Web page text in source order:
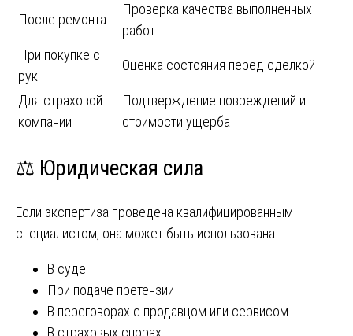
После ремонта
Проверка качества выполненных
работ
При покупке с
рук
Оценка состояния перед сделкой
Для страховой
компании
Подтверждение повреждений и
стоимости ущерба
⚖️ Юридическая сила
Если экспертиза проведена квалифицированным
специалистом, она может быть использована:
В суде
При подаче претензии
В переговорах с продавцом или сервисом
В страховых спорах